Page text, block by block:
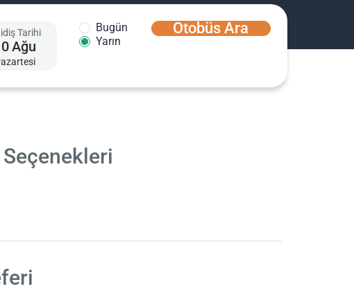
Tarihi
Ağu
Bugün
Yarın
Otobüs Ara
Seçenekleri